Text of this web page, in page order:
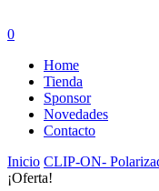
Menu
search
account
0
Home
Tienda
Sponsor
Novedades
Contacto
Inicio CLIP-ON-
¡Oferta!